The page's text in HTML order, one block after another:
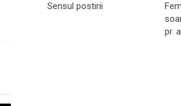
Sensul postirii
pr.